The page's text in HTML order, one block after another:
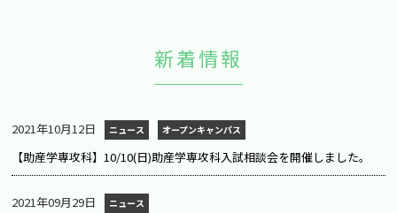
新着情報
2021年10月12日 ニュース オープンキャンパス
【助産学専攻科】10/10(日)助産学専攻科入試相談会を開催しました。
2021年09月29日 ニュース